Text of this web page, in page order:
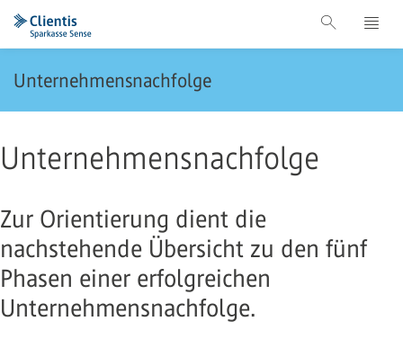
Unternehmensnachfolge
Unternehmensnachfolge
Zur Orientierung dient die
nachstehende Übersicht zu den fünf
Phasen einer erfolgreichen
Unternehmensnachfolge.